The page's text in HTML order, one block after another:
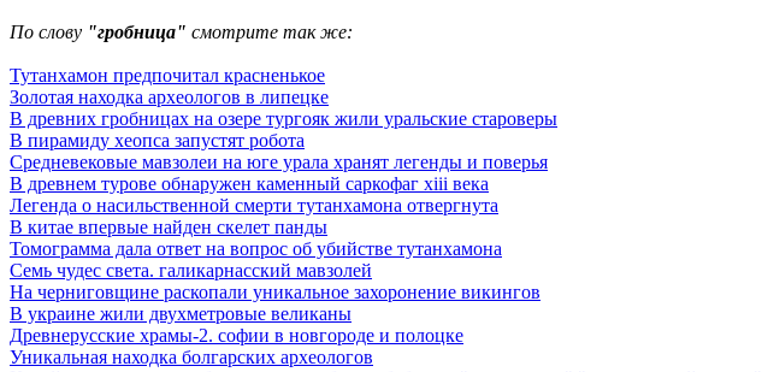
По слову "гробница" смотрите так же:
Тутанхамон предпочитал красненькое
Золотая находка археологов в липецке
В древних гробницах на озере тургояк жили уральские староверы
В пирамиду хеопса запустят робота
Средневековые мавзолеи на юге урала хранят легенды и поверья
В древнем турове обнаружен каменный саркофаг xiii века
Легенда о насильственной смерти тутанхамона отвергнута
В китае впервые найден скелет панды
Томограмма дала ответ на вопрос об убийстве тутанхамона
Семь чудес света. галикарнасский мавзолей
На черниговщине раскопали уникальное захоронение викингов
В украине жили двухметровые великаны
Древнерусские храмы-2. софии в новгороде и полоцке
Уникальная находка болгарских археологов